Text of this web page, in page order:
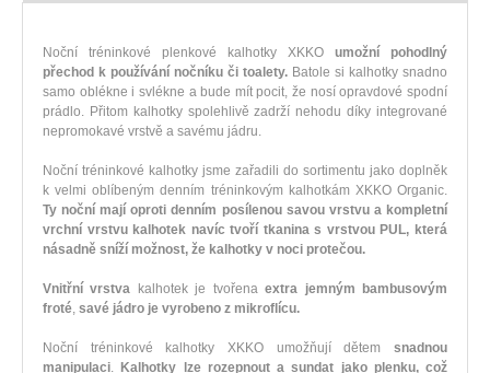
Noční tréninkové plenkové kalhotky XKKO umožní pohodlný
přechod k používání nočníku či toalety. Batole si kalhotky snadno
samo oblékne i svlékne a bude mít pocit, že nosí opravdové spodní
prádlo. Přitom kalhotky spolehlivě zadrží nehodu díky integrované
nepromokavé vrstvě a savému jádru.
Noční tréninkové kalhotky jsme zařadili do sortimentu jako doplněk
k velmi oblíbeným denním tréninkovým kalhotkám XKKO Organic.
Ty noční mají oproti denním posílenou savou vrstvu a kompletní
vrchní vrstvu kalhotek navíc tvoří tkanina s vrstvou PUL, která
násadně sníží možnost, že kalhotky v noci protečou.
Vnitřní vrstva kalhotek je tvořenaextra jemným bambusovým
froté savé jádro je vyrobeno z mikroflícu.
Noční tréninkové kalhotky XKKO umožňují dětem snadnou
manipulaci .Kalhotky lze rozepnout a sundat jako plenku, což